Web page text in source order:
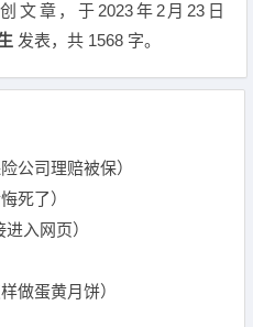
文章，于2023年2月23日
发表，共 1568 字。
公司理赔被保）
死了）
入网页）
做蛋黄月饼）